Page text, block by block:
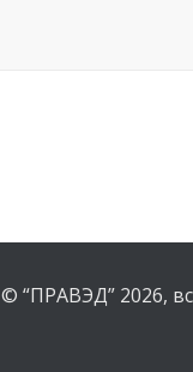
© “ПРАВЭД” 2026,